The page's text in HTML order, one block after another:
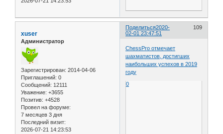
Поделиться 109
2020-
02-01 23:47:51
xuser
Администратор
Зарегистрирован: 2014-04-06
Приглашений: 0
Сообщений: 12111
Уважение: +3655
Позитив: +4528
Провел на форуме:
7 месяцев 3 дня
Последний визит:
2026-07-21 14:23:53
ChessPro отмечает
шахматистов, достигших
наибольших успехов в 2019
году
0